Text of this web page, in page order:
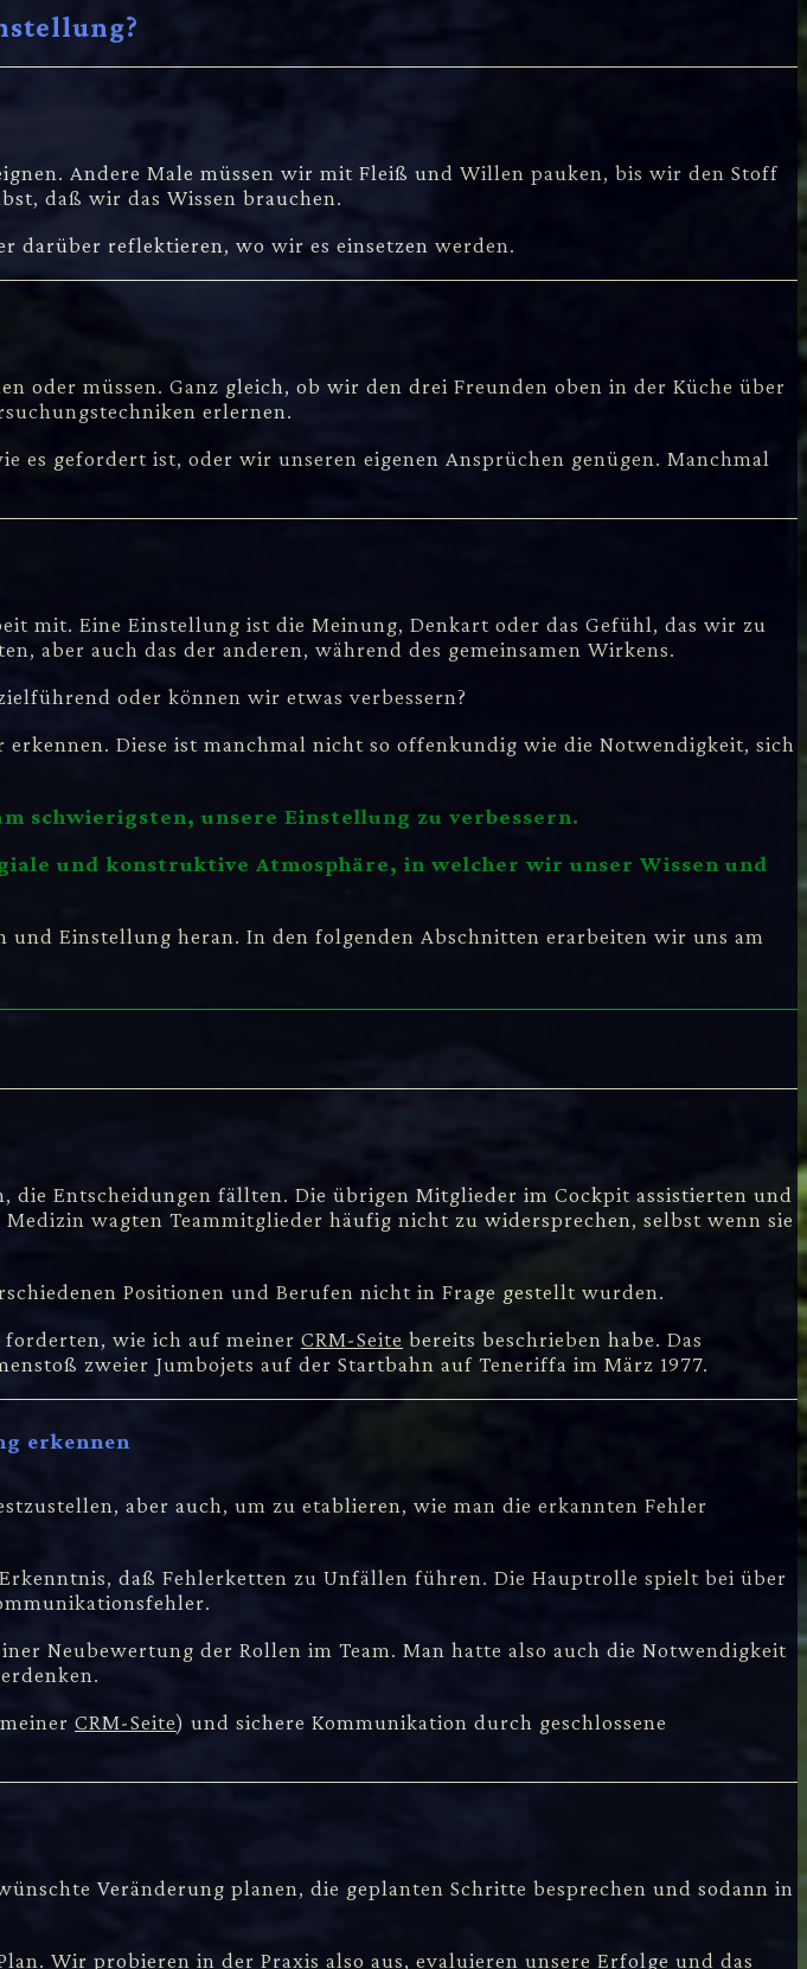
Andere Male müssen wir mit Fleiß und Willen pauken, bis wir den Stoff
daß wir das Wissen brauchen.
darüber reflektieren, wo wir es einsetzen werden.
oder müssen. Ganz gleich, ob wir den drei Freunden oben in der Küche über
erlernen.
es gefordert ist, oder wir unseren eigenen Ansprüchen genügen. Manchmal
mit. Eine Einstellung ist die Meinung, Denkart oder das Gefühl, das wir zu
aber auch das der anderen, während des gemeinsamen Wirkens.
oder können wir etwas verbessern?
Diese ist manchmal nicht so offenkundig wie die Notwendigkeit, sich
schwierigsten, unsere Einstellung zu verbessern.
und konstruktive Atmosphäre, in welcher wir unser Wissen und
und Einstellung heran. In den folgenden Abschnitten erarbeiten wir uns am
Entscheidungen fällten. Die übrigen Mitglieder im Cockpit assistierten und
wagten Teammitglieder häufig nicht zu widersprechen, selbst wenn sie
Positionen und Berufen nicht in Frage gestellt wurden.
wie ich auf meiner CRM-Seite bereits beschrieben habe. Das
zweier Jumbojets auf der Startbahn auf Teneriffa im März 1977.
erkennen
aber auch, um zu etablieren, wie man die erkannten Fehler
daß Fehlerketten zu Unfällen führen. Die Hauptrolle spielt bei über
Neubewertung der Rollen im Team. Man hatte also auch die Notwendigkeit
CRM-Seite) und sichere Kommunikation durch geschlossene
Veränderung planen, die geplanten Schritte besprechen und sodann in
Wir probieren in der Praxis also aus, evaluieren unsere Erfolge und das